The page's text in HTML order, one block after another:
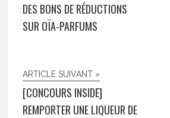
DES BONS DE RÉDUCTIONS
SUR OÏA-PARFUMS
ARTICLE SUIVANT »
[CONCOURS INSIDE]
REMPORTER UNE LIQUEUR DE